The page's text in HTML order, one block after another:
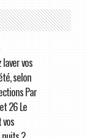
vos
selon
Par
26 Le